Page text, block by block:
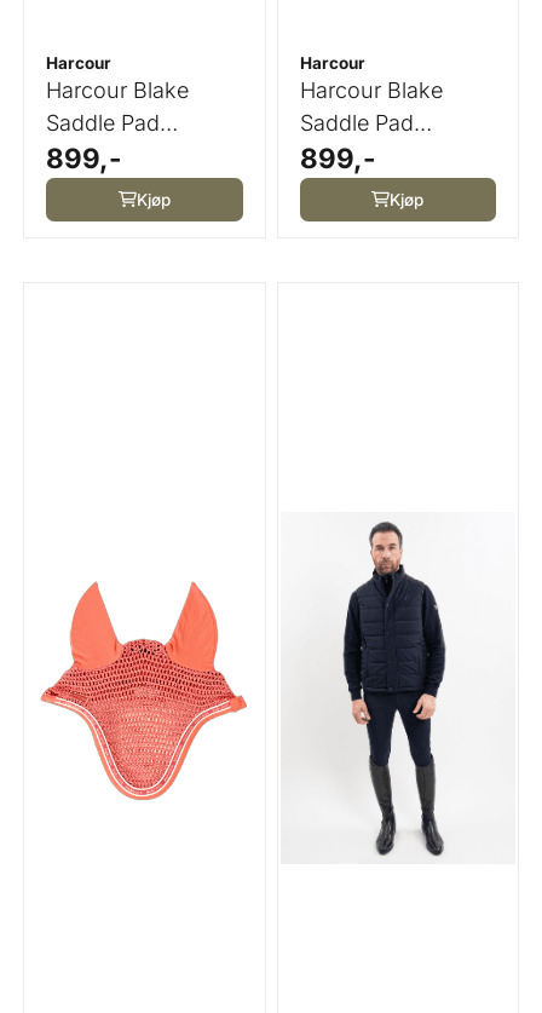
Harcour
Harcour Blake
Saddle Pad
Grapefruit
899,-
Kjøp
Harcour
Harcour Blake
Saddle Pad
Peacock
899,-
Kjøp